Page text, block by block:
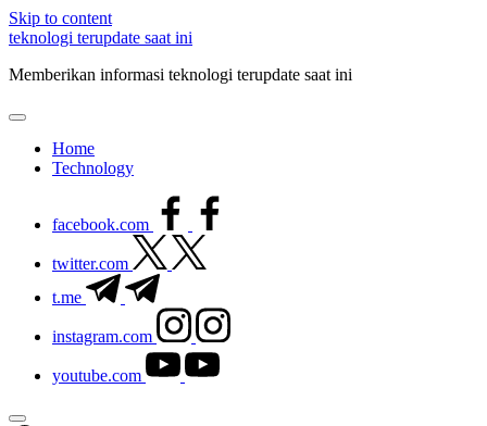
Skip to content
teknologi terupdate saat ini
Memberikan informasi teknologi terupdate saat ini
Home
Technology
facebook.com
twitter.com
t.me
instagram.com
youtube.com